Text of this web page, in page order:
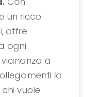
un ricco
offre
ogni
a
la
vuole